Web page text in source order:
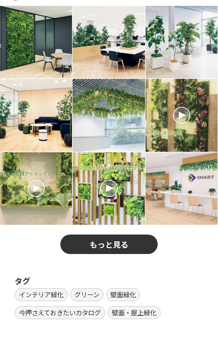
もっと見る
タグ
インテリア緑化 グリーン
壁面緑化
今押さえておきたいカタログ
壁面・屋上緑化